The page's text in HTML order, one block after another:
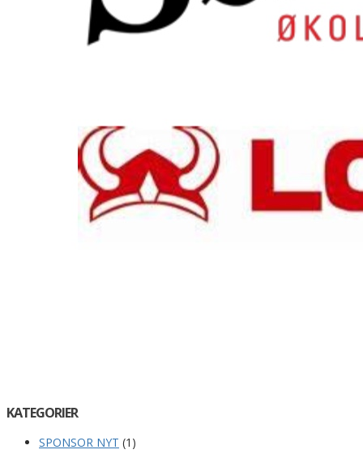
KATEGORIER
SPONSOR NYT (1)